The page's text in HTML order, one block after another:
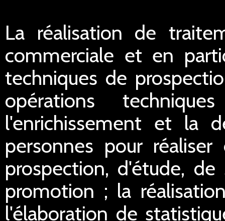
La réalisation de
commerciale et en
techniques de
opérations
l'enrichissement et la
personnes pour
prospection, d'étude,
promotion ; la
l'élaboration de